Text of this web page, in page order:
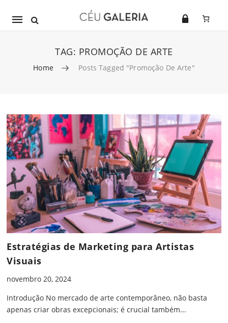
Mobile
TAG: PROMOÇÃO DE ARTE
Home Posts Tagged "promoção De Arte"
Skip to content
Estratégias de Marketing para Artistas
Visuais
novembro 20, 2024
Introdução No mercado de arte contemporâneo, não basta
apenas criar obras excepcionais; é crucial também...